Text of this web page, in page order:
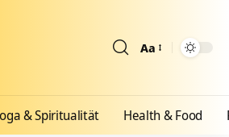
Aa
& Spiritualität Health & Food